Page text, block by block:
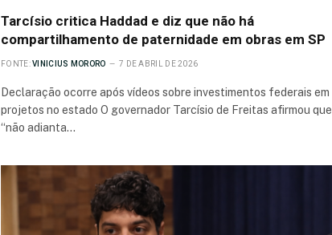
Tarcísio critica Haddad e diz que não há
compartilhamento de paternidade em obras em SP
FONTE: VINICIUS MORORO 7 DE ABRIL DE 2026
Declaração ocorre após vídeos sobre investimentos federais em
projetos no estado O governador Tarcísio de Freitas afirmou que
“não adianta…